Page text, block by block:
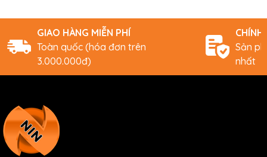
GIAO HÀNG MIỄN PHÍ
Toàn quốc (hóa đơn trên
3.000.000đ)
CHÍNH
Sản
nhất